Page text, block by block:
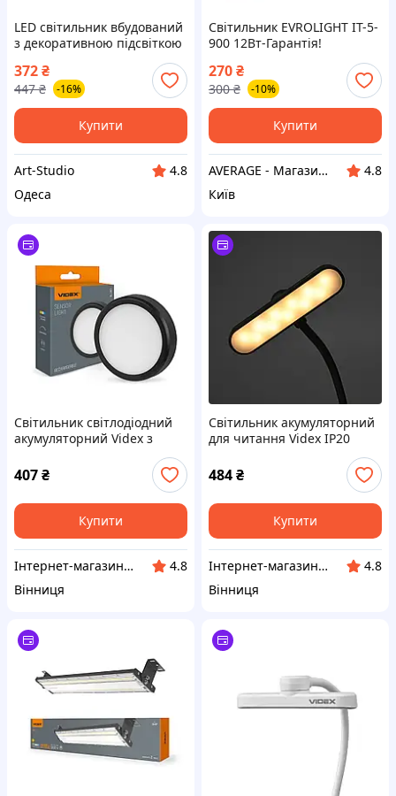
LED світильник вбудований
з декоративною підсвіткою
5000K+2700K 220V
372₴
447 ₴ -16%
Купити
Art-Studio
4.8
Одеса
Світильник EVROLIGHT IТ-5-
900 12Вт-Гарантія!
270₴
300 ₴ -10%
Купити
AVERAGE - Магазин Без предоплати
4.8
Київ
Світильник світлодіодний
акумуляторний Videx з
100Lm 3000-4000-6500K
Чорний (VL-NL090B)
407₴
Купити
Інтернет-магазин LED Ukraine
4.8
Вінниця
Світильник акумуляторний
для читання Videx IP20
Чорний (VL-NL134B)
484₴
Купити
Інтернет-магазин LED Ukraine
4.8
Вінниця